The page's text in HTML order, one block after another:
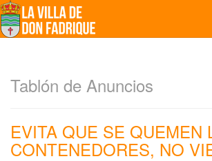
Tablón de Anuncios
EVITA QUE SE QUEMEN
CONTENEDORES, NO